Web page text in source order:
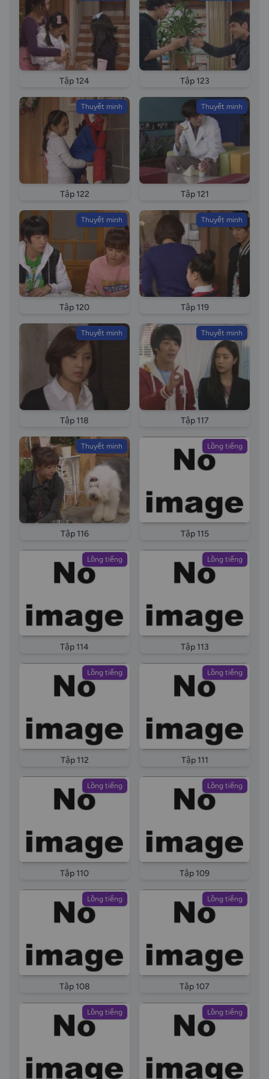
long tieng Through the Roof High Kick 2 tap 49 long
tieng tap 49 long tieng Tap 49 long tieng episode49
long tieng Gia dinh la so 1 phan 2 phan tap 49 long
tieng Gia dinh la so 1 phan 2 phan tap Tap 49 long
tieng episode 49 Through the Roof High Kick episode
49 Gia dinh la so mot episode 49
Tập 124 Tập 123
Thuyết minh
Tập 122
Thuyết minh
Tập 121
Thuyết minh
Tập 120
Thuyết minh
Tập 119
Thuyết minh
Tập 118
Thuyết minh
Tập 117
Thuyết minh
Tập 116
Lồng tiếng
Tập 115
Lồng tiếng
Tập 114
Lồng tiếng
Tập 113
Lồng tiếng
Tập 112
Lồng tiếng
Tập 111
Lồng tiếng
Tập 110
Lồng tiếng
Tập 109
Lồng tiếng
Tập 108
Lồng tiếng
Tập 107
Lồng tiếng Lồng tiếng